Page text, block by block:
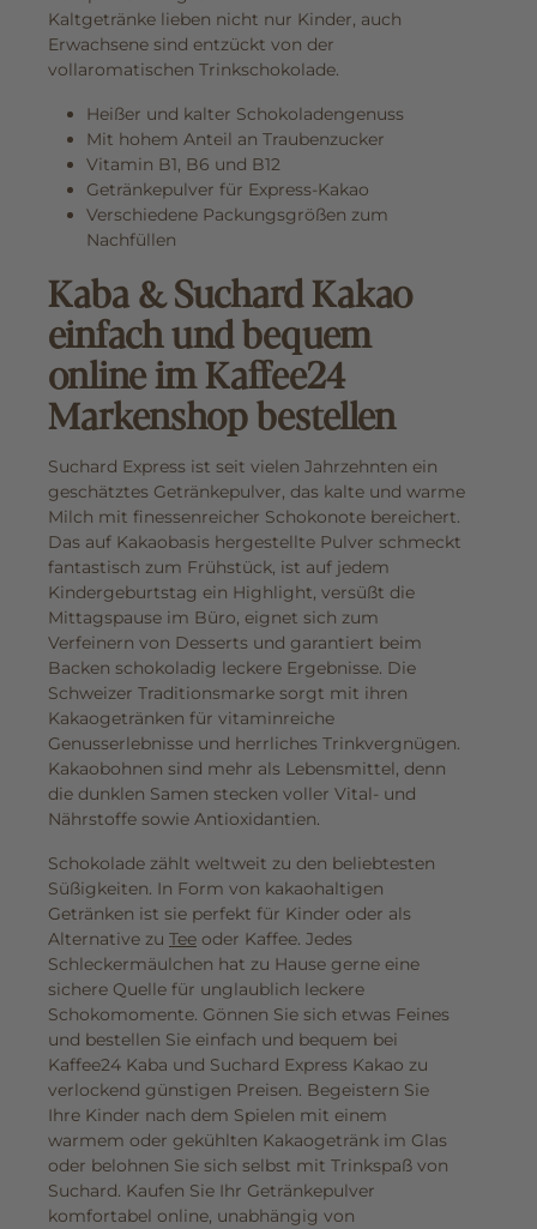
Kaltgetränke lieben nicht nur Kinder, auch
Erwachsene sind entzückt von der
vollaromatischen Trinkschokolade.
Heißer und kalter Schokoladengenuss
Mit hohem Anteil an Traubenzucker
Vitamin B1, B6 und B12
Getränkepulver für Express-Kakao
Verschiedene Packungsgrößen zum
Nachfüllen
Kaba & Suchard Kakao
einfach und bequem
online im Kaffee24
Markenshop bestellen
Suchard Express ist seit vielen Jahrzehnten ein
geschätztes Getränkepulver, das kalte und warme
Milch mit finessenreicher Schokonote bereichert.
Das auf Kakaobasis hergestellte Pulver schmeckt
fantastisch zum Frühstück, ist auf jedem
Kindergeburtstag ein Highlight, versüßt die
Mittagspause im Büro, eignet sich zum
Verfeinern von Desserts und garantiert beim
Backen schokoladig leckere Ergebnisse. Die
Schweizer Traditionsmarke sorgt mit ihren
Kakaogetränken für vitaminreiche
Genusserlebnisse und herrliches Trinkvergnügen.
Kakaobohnen sind mehr als Lebensmittel, denn
die dunklen Samen stecken voller Vital- und
Nährstoffe sowie Antioxidantien.
Schokolade zählt weltweit zu den beliebtesten
Süßigkeiten. In Form von kakaohaltigen
Getränken ist sie perfekt für Kinder oder als
Alternative zu Tee oder Kaffee. Jedes
Schleckermäulchen hat zu Hause gerne eine
sichere Quelle für unglaublich leckere
Schokomomente. Gönnen Sie sich etwas Feines
und bestellen Sie einfach und bequem bei
Kaffee24 Kaba und Suchard Express Kakao zu
verlockend günstigen Preisen. Begeistern Sie
Ihre Kinder nach dem Spielen mit einem
warmem oder gekühlten Kakaogetränk im Glas
oder belohnen Sie sich selbst mit Trinkspaß von
Suchard. Kaufen Sie Ihr Getränkepulver
komfortabel online, unabhängig von